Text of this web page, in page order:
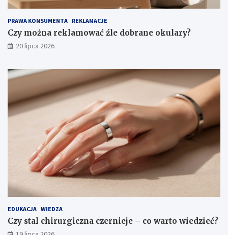
PRAWA KONSUMENTA REKLAMACJE
Czy można reklamować źle dobrane okulary?
20 lipca 2026
EDUKACJA WIEDZA
Czy stal chirurgiczna czernieje – co warto wiedzieć?